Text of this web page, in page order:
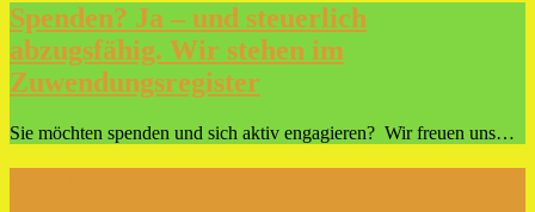
Spenden? Ja – und steuerlich
abzugsfähig. Wir stehen im
Zuwendungsregister
Sie möchten spenden und sich aktiv engagieren? Wir freuen uns…